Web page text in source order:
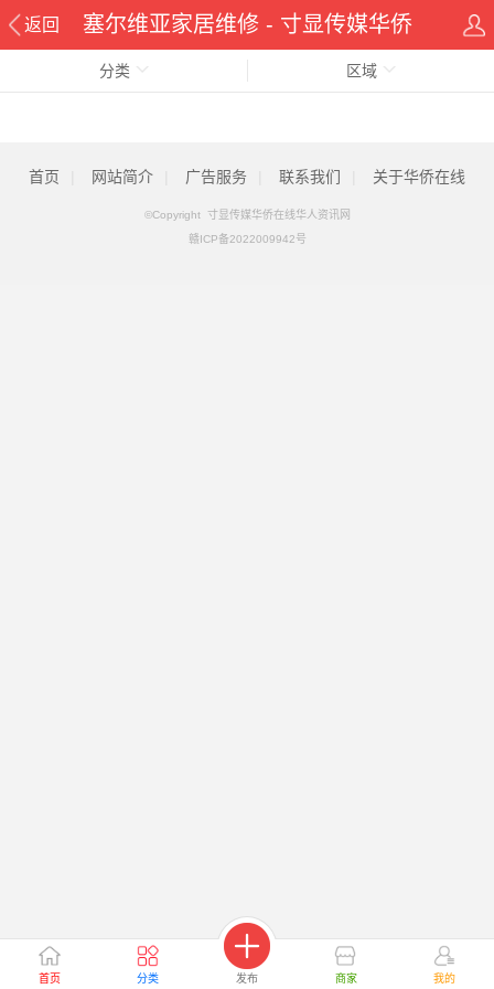
返回 塞尔维亚家居维修 - 寸显传媒华侨
首页 分类 发布 商家 我的
分类 区域
首页 网站简介 广告服务 联系我们 关于华侨在线
©Copyright 寸显传媒华侨在线华人资讯网
赣ICP备2022009942号